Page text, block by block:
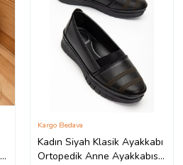
Kadın Siyah Klasik Ayakkabı
Ortopedik Anne Ayakkabısı
Kargo Bedava